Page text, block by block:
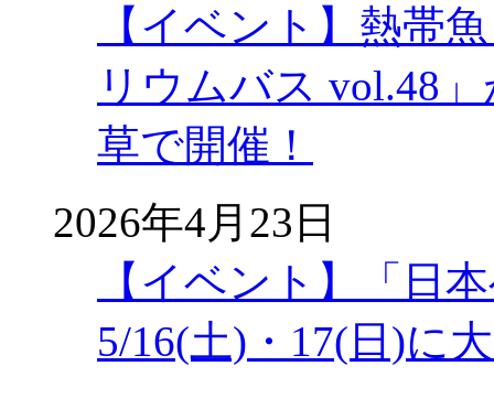
【イベント】熱帯
リウムバス vol.48
草で開催！
2026年4月23日
【イベント】「日
5/16(土)・17(日)に